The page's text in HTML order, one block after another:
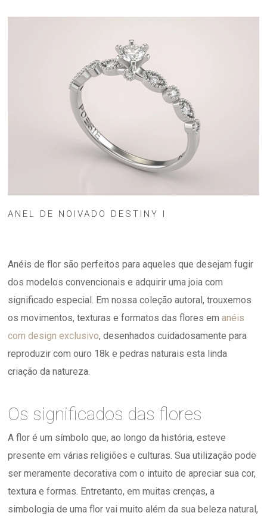
ANEL DE NOIVADO DESTINY I
Anéis de flor são perfeitos para aqueles que desejam fugir
dos modelos convencionais e adquirir uma joia com
significado especial. Em nossa coleção autoral, trouxemos
os movimentos, texturas e formatos das flores emanéis
com design exclusivo, desenhados cuidadosamente para
reproduzir com ouro 18k e pedras naturais esta linda
criação da natureza.
Os significados das flores
A flor é um símbolo que, ao longo da história, esteve
presente em várias religiões e culturas. Sua utilização pode
ser meramente decorativa com o intuito de apreciar sua cor,
textura e formas. Entretanto, em muitas crenças, a
simbologia de uma flor vai muito além da sua beleza natural,